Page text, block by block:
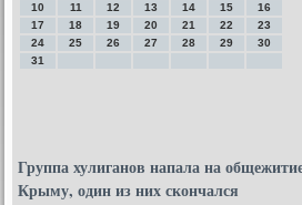
10
11 12 13 14 15
16
17
18 19 20 21 22
23
24
25 26 27 28 29
30
31
Группа хулиганов напала на
Крыму, один из них скончался